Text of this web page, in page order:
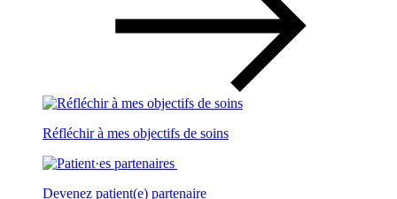
Réfléchir à mes objectifs de soins
Devenez patient(e) partenaire